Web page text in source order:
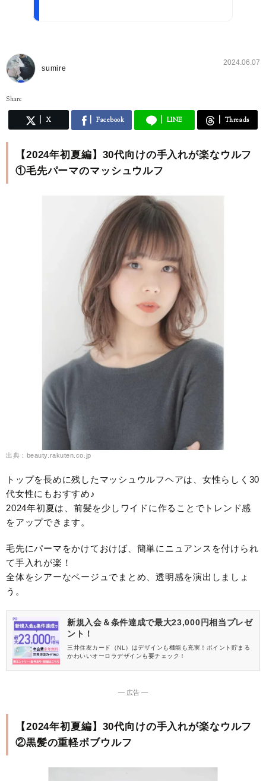
sumire
2024.06.07
Share
X Facebook LINE Threads
【2024年初夏編】30代向けの手入れが楽なウルフ
①毛先パーマのマッシュウルフ
出典：beauty.rakuten.co.jp
トップを長めに残したマッシュウルフヘアは、女性らしく30
代女性にもおすすめ♪
2024年初夏は、前髪を少しワイドに作ることでトレンド感
をアップできます。
毛先にパーマをかけておけば、簡単にニュアンスを付けられ
て手入れが楽！
全体をシアーなベージュでまとめ、透明感を演出しましょ
う。
新規入会＆条件達成で最大23,000円相当プレゼ
ント！
三井住友カード（NL）はデザインも機能も充実！ポイント貯まる
かわいいオーロラデザインも要チェック！
― 広告 ―
【2024年初夏編】30代向けの手入れが楽なウルフ
②黒髪の重軽ボブウルフ